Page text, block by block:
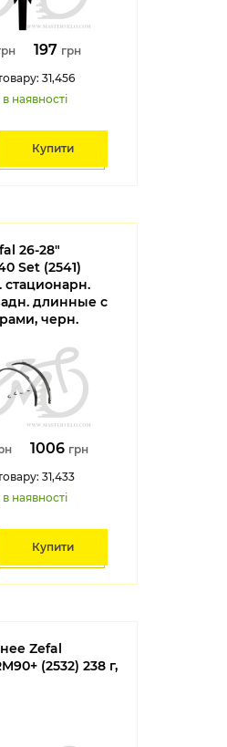
197 грн
31,456
наявності
Купити
26-28"
Set (2541)
cтационарн.
длинные с
черн.
1006 грн
31,433
наявності
Купити
Zefal
(2532) 238 г,